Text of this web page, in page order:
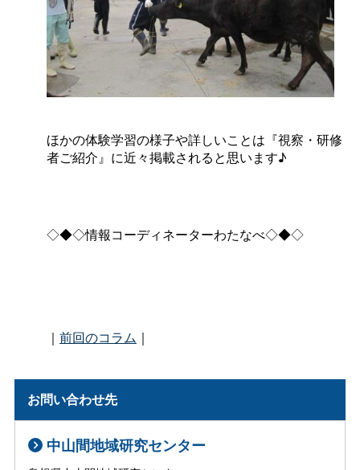
ほかの体験学習の様子や詳しいことは『視察・研修
者ご紹介』に近々掲載されると思います♪
◇◆◇情報コーディネーターわたなべ◇◆◇
｜ 前回のコラム ｜
お問い合わせ先
中山間地域研究センター